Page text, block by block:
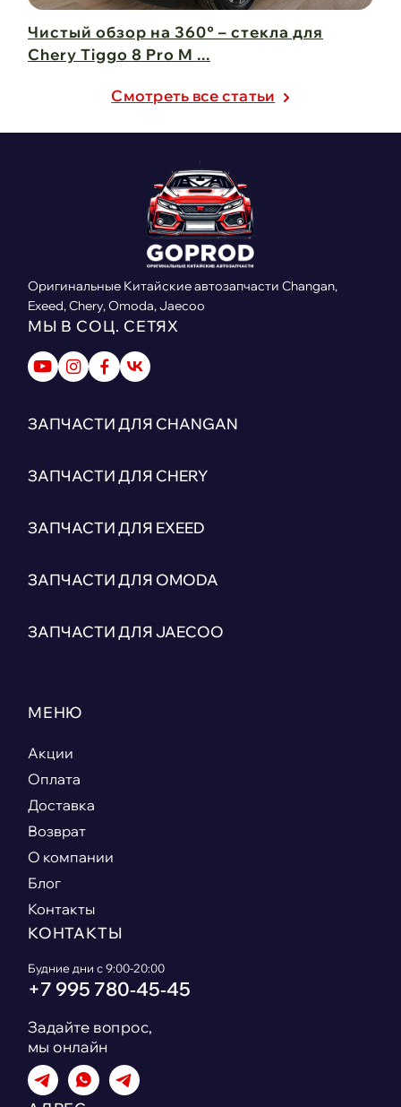
Чистый обзор на 360° – стекла для
Chery Tiggo 8 Pro M ...
Cмотреть все статьи
Оригинальные Китайские автозапчасти Changan,
Exeed, Chery, Omoda, Jaecoo
МЫ В СОЦ. СЕТЯХ
ЗАПЧАСТИ ДЛЯ CHANGAN
ЗАПЧАСТИ ДЛЯ CHERY
ЗАПЧАСТИ ДЛЯ EXEED
ЗАПЧАСТИ ДЛЯ OMODA
ЗАПЧАСТИ ДЛЯ JAECOO
МЕНЮ
Акции
Оплата
Доставка
Возврат
О компании
Блог
Контакты
КОНТАКТЫ
Будние дни с 9:00-20:00
+7 995 780‑45‑45
Задайте вопрос,
мы онлайн